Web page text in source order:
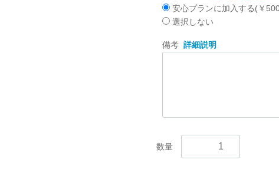
安心プランに加入する(￥
選択しない
備考 詳細説明
数量